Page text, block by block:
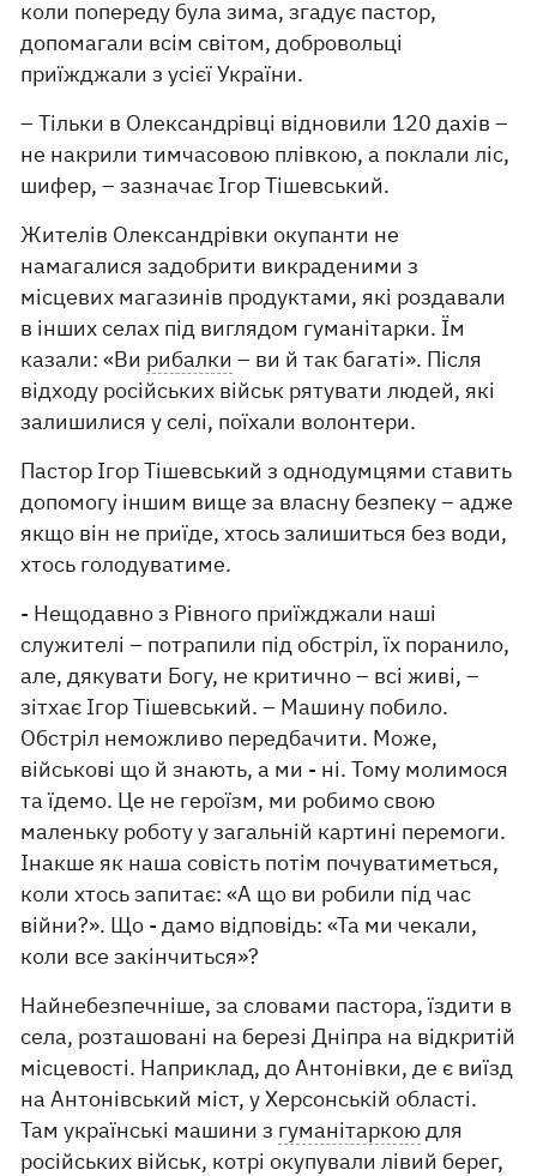
коли попереду була зима, згадує пастор,
допомагали всім світом, добровольці
приїжджали з усієї України.
– Тільки в Олександрівці відновили 120 дахів –
не накрили тимчасовою плівкою, а поклали ліс,
шифер, – зазначає Ігор Тішевський.
Жителів Олександрівки окупанти не
намагалися задобрити викраденими з
місцевих магазинів продуктами, які роздавали
в інших селах під виглядом гуманітарки. Їм
казали: «Ви рибалки – ви й так багаті». Після
відходу російських військ рятувати людей, які
залишилися у селі, поїхали волонтери.
Пастор Ігор Тішевський з однодумцями ставить
допомогу іншим вище за власну безпеку – адже
якщо він не приїде, хтось залишиться без води,
хтось голодуватиме.
- Нещодавно з Рівного приїжджали наші
служителі – потрапили під обстріл, їх поранило,
але, дякувати Богу, не критично – всі живі, –
зітхає Ігор Тішевський. – Машину побило.
Обстріл неможливо передбачити. Може,
військові що й знають, а ми - ні. Тому молимося
та їдемо. Це не героїзм, ми робимо свою
маленьку роботу у загальній картині перемоги.
Інакше як наша совість потім почуватиметься,
коли хтось запитає: «А що ви робили під час
війни?». Що - дамо відповідь: «Та ми чекали,
коли все закінчиться»?
Найнебезпечніше, за словами пастора, їздити в
села, розташовані на березі Дніпра на відкритій
місцевості. Наприклад, до Антонівки, де є виїзд
на Антонівський міст, у Херсонській області.
Там українські машини з гуманітаркою для
російських військ, котрі окупували лівий берег,